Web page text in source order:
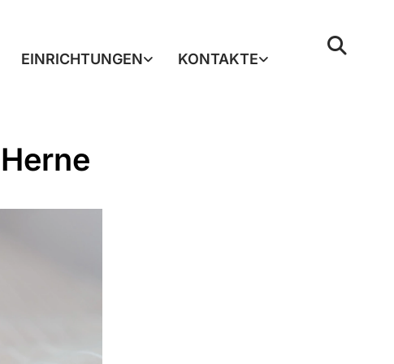
EINRICHTUNGEN KONTAKTE